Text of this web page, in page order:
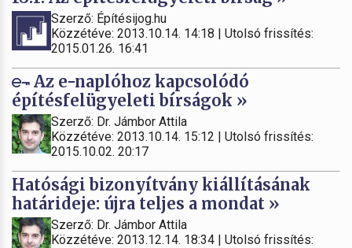
Szerző: Építésijog.hu
Közzétéve: 2013.10.14. 14:18 | Utolsó frissítés:
2015.01.26. 16:41
Az e-naplóhoz kapcsolódó
építésfelügyeleti bírságok »
Szerző: Dr. Jámbor Attila
Közzétéve: 2013.10.14. 15:12 | Utolsó frissítés:
2015.10.02. 20:17
Hatósági bizonyítvány kiállításának
határideje: újra teljes a mondat »
Szerző: Dr. Jámbor Attila
Közzétéve: 2013.12.14. 18:34 | Utolsó frissítés: